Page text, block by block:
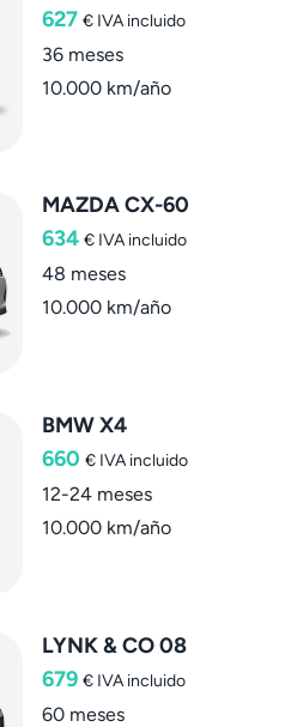
627 € IVA incluido
36 meses
10.000 km/año
MAZDA CX-60
634 € IVA incluido
48 meses
10.000 km/año
BMW X4
660 € IVA incluido
12-24 meses
10.000 km/año
LYNK & CO 08
679 € IVA incluido
60 meses